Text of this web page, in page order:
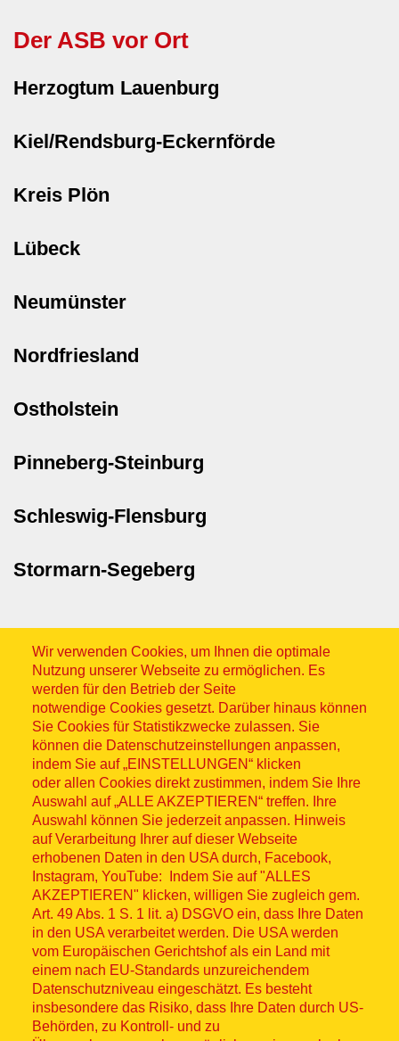
Der ASB vor Ort
Herzogtum Lauenburg
Kiel/Rendsburg-Eckernförde
Kreis Plön
Lübeck
Neumünster
Nordfriesland
Ostholstein
Pinneberg-Steinburg
Schleswig-Flensburg
Stormarn-Segeberg
Wir verwenden Cookies, um Ihnen die optimale
Nutzung unserer Webseite zu ermöglichen. Es
werden für den Betrieb der Seite
notwendige Cookies gesetzt. Darüber hinaus können
Sie Cookies für Statistikzwecke zulassen. Sie
können die Datenschutzeinstellungen anpassen,
indem Sie auf „EINSTELLUNGEN“ klicken
oder allen Cookies direkt zustimmen, indem Sie Ihre
Auswahl auf „ALLE AKZEPTIEREN“ treffen. Ihre
Auswahl können Sie jederzeit anpassen. Hinweis
auf Verarbeitung Ihrer auf dieser Webseite
erhobenen Daten in den USA durch, Facebook,
Instagram, YouTube: Indem Sie auf "ALLES
AKZEPTIEREN" klicken, willigen Sie zugleich gem.
Art. 49 Abs. 1 S. 1 lit. a) DSGVO ein, dass Ihre Daten
in den USA verarbeitet werden. Die USA werden
vom Europäischen Gerichtshof als ein Land mit
einem nach EU-Standards unzureichendem
Datenschutzniveau eingeschätzt. Es besteht
insbesondere das Risiko, dass Ihre Daten durch US-
Behörden, zu Kontroll- und zu
Sitemap
© ASB 2026
Fußzeilenmenü
Impressum
Datenschutz
Kontakt
Hinweisgebersystem
Lieferkette